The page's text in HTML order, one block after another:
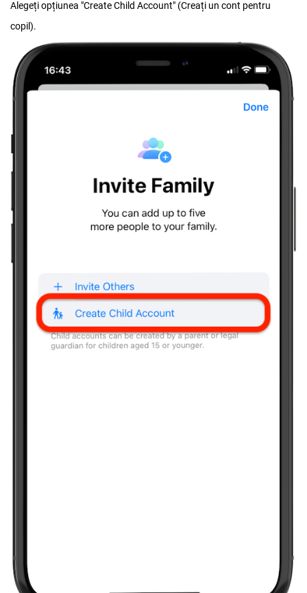
Alegeți opțiunea "Create Child Account" (Creați un cont pentru
copil).